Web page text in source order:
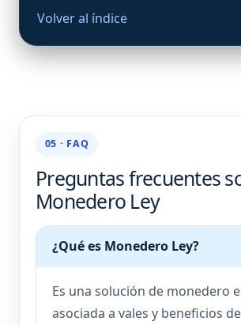
Volver al índice
05 · FAQ
Preguntas frecuentes
Monedero Ley
¿Qué es Monedero Ley?
Es una solución de monedero
asociada a vales y beneficios